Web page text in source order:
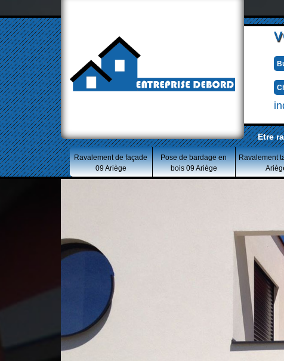
Etre
Ravalement de façade
09 Ariège
Pose de bardage en
bois 09 Ariège
Ravalement